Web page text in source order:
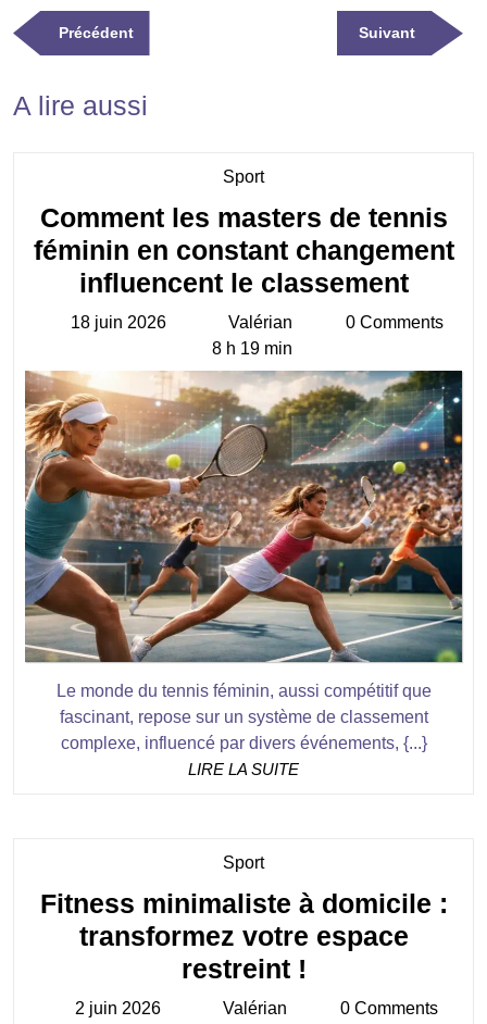
Navigation
de
PrécédentPrevious
Post
Suivant
Next
Post
A lire aussi
SportCategory
Comment les masters de tennis
féminin en constant changement
influencent le classement
les
de
tennis
en
le
18 juin 2026
2026
Valérian Valérian0 Comments
8 h 19 min
Le monde du tennis féminin, aussi compétitif que
fascinant, repose sur un système de classement
complexe, influencé par divers événements, {...}
LIRE LA SUITELIRE
SportCategory
Fitness minimaliste à domicile :
transformez votre espace
restreint !
minimaliste
2 juin 2026 Valérian Valérian0 Comments